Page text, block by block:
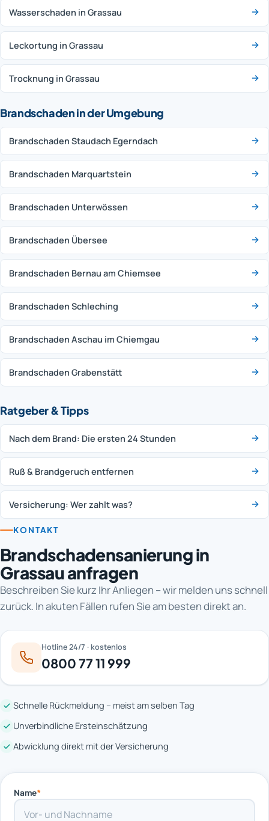
Wasserschaden in Grassau
Leckortung in Grassau
Trocknung in Grassau
Brandschaden in der Umgebung
Brandschaden Staudach Egerndach
Brandschaden Marquartstein
Brandschaden Unterwössen
Brandschaden Übersee
Brandschaden Bernau am Chiemsee
Brandschaden Schleching
Brandschaden Aschau im Chiemgau
Brandschaden Grabenstätt
Ratgeber & Tipps
Nach dem Brand: Die ersten 24 Stunden
Ruß & Brandgeruch entfernen
Versicherung: Wer zahlt was?
KONTAKT
Brandschadensanierung in
Grassau anfragen
Beschreiben Sie kurz Ihr Anliegen – wir melden uns schnell
zurück. In akuten Fällen rufen Sie am besten direkt an.
Hotline 24/7 · kostenlos
0800 77 11 999
Schnelle Rückmeldung – meist am selben Tag
Unverbindliche Ersteinschätzung
Abwicklung direkt mit der Versicherung
Name*